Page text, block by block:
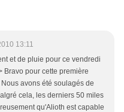
13:11
et de pluie pour ce vendredi
Bravo pour cette première
avons été soulagés de
cela, les derniers 50 miles
qu'Alioth est capable